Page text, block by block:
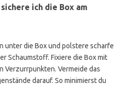
ich die Box am
unter die Box und polstere scharfe
Schaumstoff. Fixiere die Box mit
Verzurrpunkten. Vermeide das
darauf. So minimierst du